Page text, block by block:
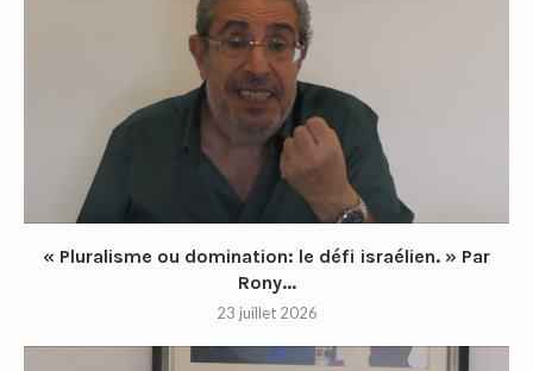
« Pluralisme ou domination: le défi israélien. » Par
Rony...
23 juillet 2026